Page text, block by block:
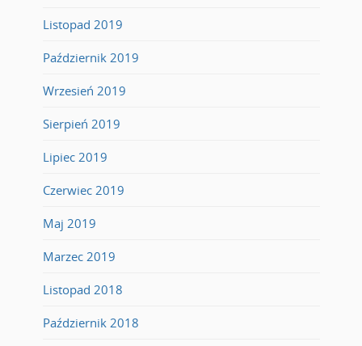
Listopad 2019
Październik 2019
Wrzesień 2019
Sierpień 2019
Lipiec 2019
Czerwiec 2019
Maj 2019
Marzec 2019
Listopad 2018
Październik 2018